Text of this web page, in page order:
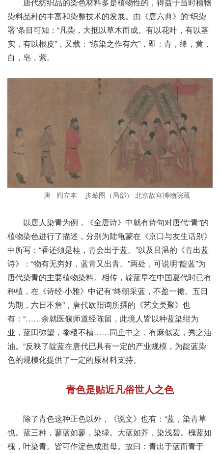
唐代纺织品的染色材料多是植物性的，得益于当时植物
染料品种的丰富和染整技术的发展。由《唐六典》的“织染
署”条目可知：“凡染，大抵以草木而成。有以花叶，有以茎
实，有以根皮”，又载：“练染之作有六”，即：青，绛，黄，
白，皂，紫。
唐 阎立本 步辇图（局部） 北京故宫博物院藏
以唐人染青为例，《全唐诗》中就有诗句对唐代“青”的
植物染色进行了描述，分别为陆龟蒙在《京口与友生话别》
中所写：“香还须是桂，青会出于蓝。”以及吕温的《青出蓝
诗》：“物有无穷好，蓝青又出青。”两处，可说明“靛蓝”为
唐代染青的主要植物染料。相传，靛蓝早在中国夏代时已有
种植，在《诗经·小雅》中记有“终朝采蓝，不盈一襜。五日
为期，六日不詹”，唐代欧阳询所撰的《艺文类聚》也
有：“……余就医偃师道经陈留，此境人皆以种蓝染绀为
业，蓝田弥望，黍稷不植……同丘中之，有麻似麦，秀之油
油。”反映了靛蓝在唐代已具有一定的产业规模，为靛蓝染
色的规模化提供了一定的原材料支持。
青色是贴近凡俗世人之色
除了青色这种正色以外，《说文》也有：“蓝，染青草
也。蓝三种，蓼蓝如蓼，染绿。大蓝如芥，染浅碧。槐蓝如
槐，叶染青。皆可作淀色成胜母。故曰：青出于蓝而青于